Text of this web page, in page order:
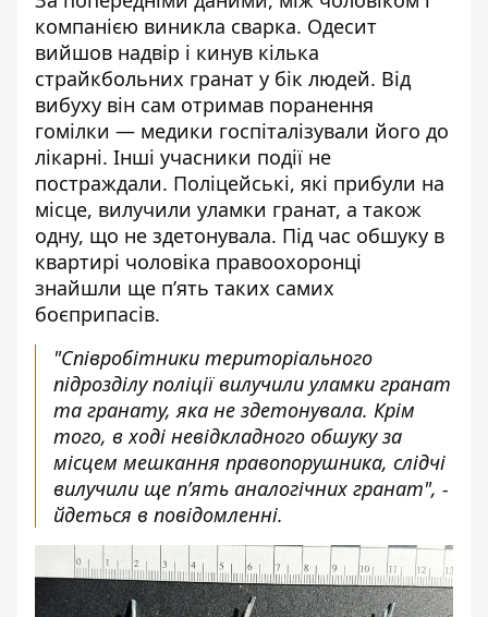
компанією виникла сварка. Одесит
вийшов надвір і кинув кілька
страйкбольних гранат у бік людей. Від
вибуху він сам отримав поранення
гомілки — медики госпіталізували його до
лікарні. Інші учасники події не
постраждали. Поліцейські, які прибули на
місце, вилучили уламки гранат, а також
одну, що не здетонувала. Під час обшуку в
квартирі чоловіка правоохоронці
знайшли ще п’ять таких самих
боєприпасів.
"Співробітники територіального
підрозділу поліції вилучили уламки гранат
та гранату, яка не здетонувала. Крім
того, в ході невідкладного обшуку за
місцем мешкання правопорушника, слідчі
вилучили ще п’ять аналогічних гранат", -
йдеться в повідомленні.